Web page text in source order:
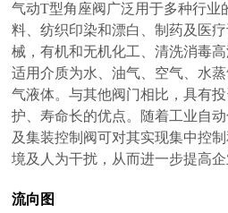
气动T型角座阀广泛用于多种行业
料、纺织印染和漂白、制药及医
械，有机和无机化工、清洗消毒
适用介质为水、油气、空气、水
气液体。与其他阀门相比，具有
护、寿命长的优点。随着工业自
及集装控制阀可对其实现集中控
境及人为干扰，从而进一步提高企
流向图